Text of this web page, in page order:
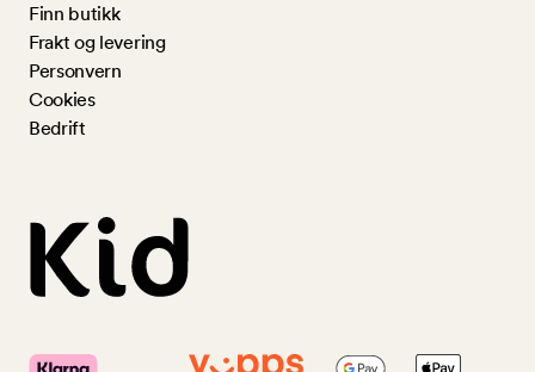
Finn butikk
Frakt og levering
Personvern
Cookies
Bedrift